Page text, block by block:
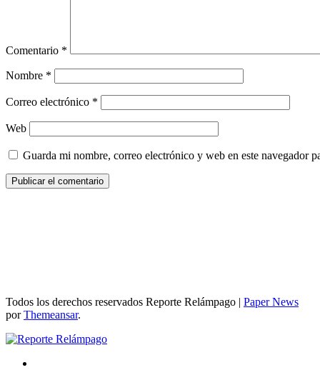
Comentario *
Nombre *
Correo electrónico *
Web
Guarda mi nombre, correo electrónico y web en este navegador
Todos los derechos reservados Reporte Relámpago
Paper News
porThemeansar.